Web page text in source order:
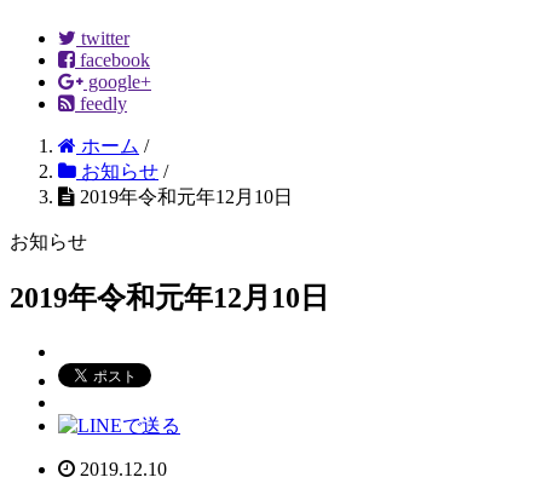
twitter
facebook
google+
feedly
ホーム /
お知らせ /
2019年令和元年12月10日
お知らせ
2019年令和元年12月10日
2019.12.10